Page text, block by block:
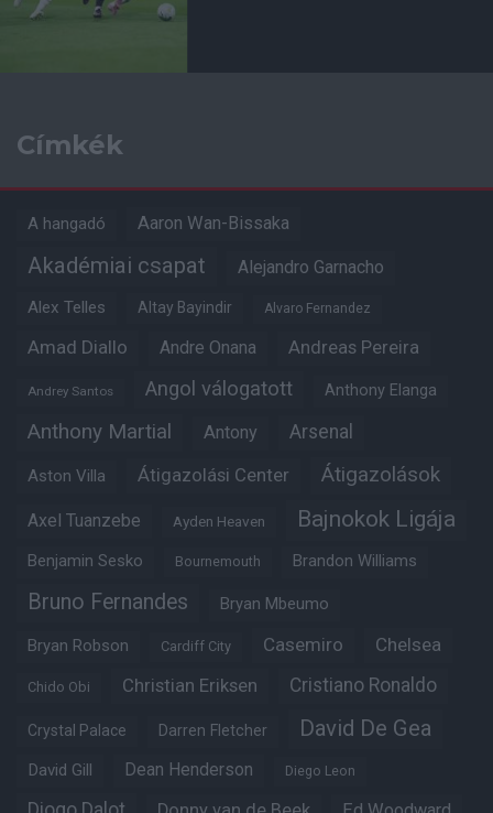
Címkék
A hangadó Aaron Wan-Bissaka
Akadémiai csapat Alejandro Garnacho
Alex Telles Altay Bayindir Alvaro Fernandez
Amad Diallo Andre Onana Andreas Pereira
Andrey Santos Angol válogatott Anthony Elanga
Anthony Martial Antony Arsenal
Aston Villa Átigazolási Center Átigazolások
Axel Tuanzebe Ayden Heaven Bajnokok Ligája
Benjamin Sesko Bournemouth Brandon Williams
Bruno Fernandes Bryan Mbeumo
Bryan Robson Cardiff City Casemiro Chelsea
Chido Obi Christian Eriksen Cristiano Ronaldo
Crystal Palace Darren Fletcher David De Gea
David Gill Dean Henderson Diego Leon